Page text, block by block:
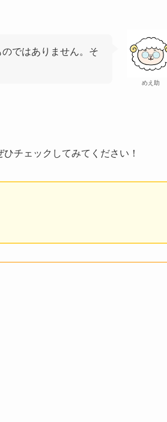
めえ助
ではありません。そ
チェックしてみてください！